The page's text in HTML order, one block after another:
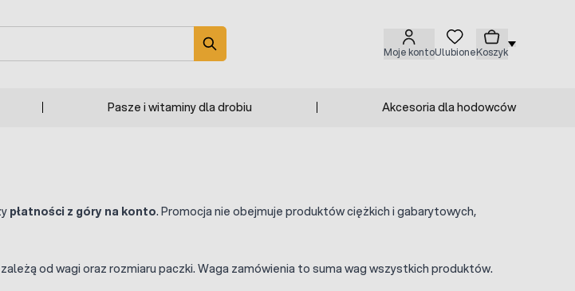
Moje kontoUlubioneKoszyk
Pasze i witaminy dla drobiu Akcesoria dla hodowców
płatności z góry na konto. Promocja nie obejmuje produktów ciężkich i gabarytowych,
od wagi oraz rozmiaru paczki. Waga zamówienia to suma wag wszystkich produktów.